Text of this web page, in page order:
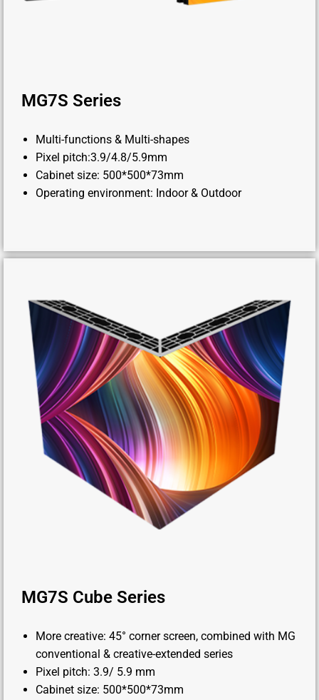
MG7S Series
Multi-functions & Multi-shapes
Pixel pitch:3.9/4.8/5.9mm
Cabinet size: 500*500*73mm
Operating environment: Indoor & Outdoor
MG7S Cube Series
More creative: 45° corner screen, combined with MG
conventional & creative-extended series
Pixel pitch: 3.9/ 5.9 mm
Cabinet size: 500*500*73mm